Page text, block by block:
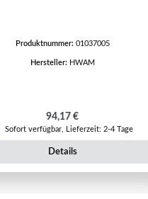
Produktnummer: 01037005
Hersteller: HWAM
Regulärer Preis:
94,17 €
Sofort verfügbar, Lieferzeit: 2-4 Tage
Details